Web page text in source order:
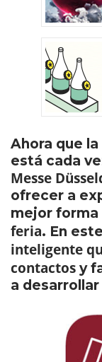
Ahora que
está cada
Messe
ofrecer a
mejor forma
feria. En
inteligente
contactos y
a